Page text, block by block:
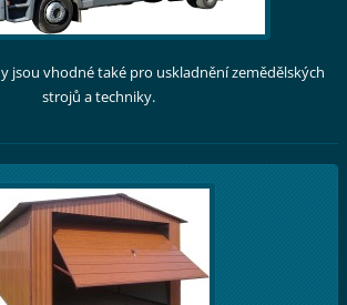
jsou vhodné také pro uskladnění zemědělských
strojů a techniky.